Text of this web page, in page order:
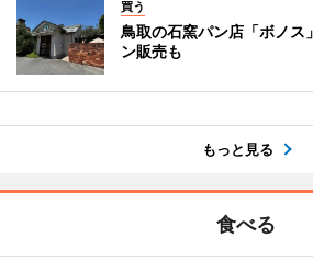
買う
鳥取の石窯パン店「ボノ
ン販売も
もっと見る
食べる